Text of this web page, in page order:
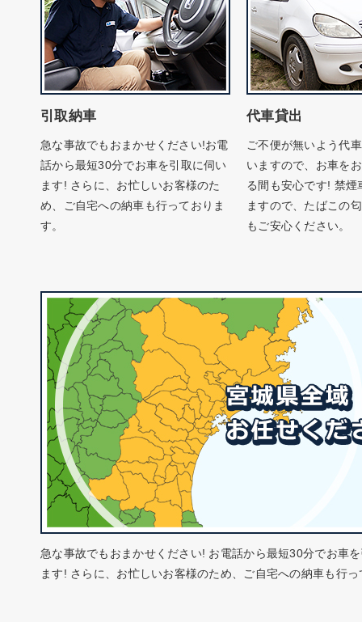
引取納車
急な事故でもおまかせください!お電
話から最短30分でお車を引取に伺い
ます! さらに、お忙しいお客様のた
め、ご自宅への納車も行っておりま
す。
代車貸出
ご不便が無いよう代
いますので、お車を
る間も安心です! 禁煙
ますので、たばこの
もご安心ください。
急な事故でもおまかせください! お電話から最短30分でお車
ます! さらに、お忙しいお客様のため、ご自宅への納車も行